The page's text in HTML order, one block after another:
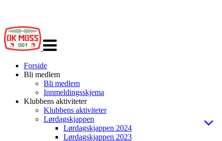
navigasjon
Forside
Bli medlem
Bli medlem
Innmeldingsskjema
Klubbens aktiviteter
Klubbens aktiviteter
Lørdagskjappen
Lørdagskjappen 2024
Lørdagskjappen 2023